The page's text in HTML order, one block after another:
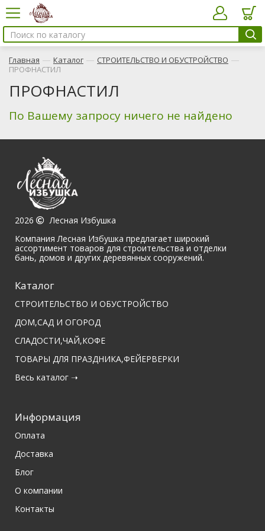
Главная — Каталог — СТРОИТЕЛЬСТВО И ОБУСТРОЙСТВО —
ПРОФНАСТИЛ
ПРОФНАСТИЛ
По Вашему запросу ничего не найдено
2026
Лесная Избушка
Компания Лесная Избушка предлагает широкий
ассортимент товаров для строительства и отделки
бань, домов и других деревянных сооружений.
Каталог
СТРОИТЕЛЬСТВО И ОБУСТРОЙСТВО
ДОМ,САД И ОГОРОД
СЛАДОСТИ,ЧАЙ,КОФЕ
ТОВАРЫ ДЛЯ ПРАЗДНИКА,ФЕЙЕРВЕРКИ
Весь каталог ➝
Информация
Оплата
Доставка
Блог
О компании
Контакты